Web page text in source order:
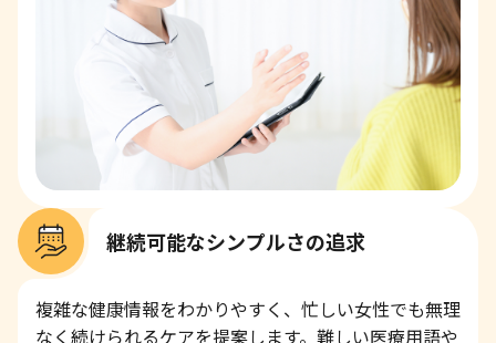
継続可能なシンプルさの追求
複雑な健康情報をわかりやすく、忙しい女性でも無理
なく続けられるケアを提案します。難しい医療用語や